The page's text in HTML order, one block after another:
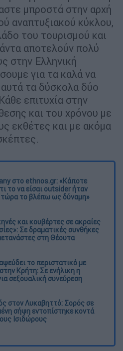
μπροστά στην αρχή
αναπτυξιακού κύκλου,
του τουρισμού και
αποτελούν πολύ
στην Ελληνική
για τα καλά να
τα δύσκολα δύο
επιτυχία στην
και του χρόνου με
εκθέτες και με ακόμα
στο ethnos.gr: «Κάποτε
το να είσαι outsider ήταν
τώρα το βλέπω ως δύναμη»
και κουβέρτες σε ακραίες
Σε δραματικές συνθήκες
στη Θέουτα
το περιστατικό με
Κρήτη: Σε ενήλικη η
σεξουαλική συνεύρεση
στον Λυκαβηττό: Σορός σε
σήψη εντοπίστηκε κοντά
Ισιδώρους